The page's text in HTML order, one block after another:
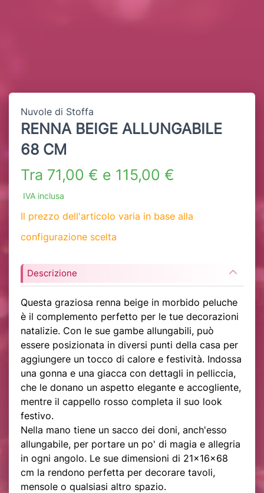
Nuvole di Stoffa
RENNA BEIGE ALLUNGABILE
68 CM
Tra 71,00 € e 115,00 €
IVA inclusa
Il prezzo dell'articolo varia in base alla
configurazione scelta
Descrizione
Questa graziosa renna beige in morbido peluche
è il complemento perfetto per le tue decorazioni
natalizie. Con le sue gambe allungabili, può
essere posizionata in diversi punti della casa per
aggiungere un tocco di calore e festività. Indossa
una gonna e una giacca con dettagli in pelliccia,
che le donano un aspetto elegante e accogliente,
mentre il cappello rosso completa il suo look
festivo.
Nella mano tiene un sacco dei doni, anch'esso
allungabile, per portare un po' di magia e allegria
in ogni angolo. Le sue dimensioni di 21x16x68
cm la rendono perfetta per decorare tavoli,
mensole o qualsiasi altro spazio.